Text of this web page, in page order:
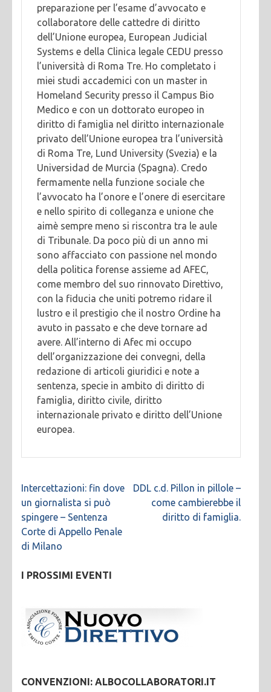
preparazione per l’esame d’avvocato e
collaboratore delle cattedre di diritto
dell’Unione europea, European Judicial
Systems e della Clinica legale CEDU presso
l’università di Roma Tre. Ho completato i
miei studi accademici con un master in
Homeland Security presso il Campus Bio
Medico e con un dottorato europeo in
diritto di famiglia nel diritto internazionale
privato dell’Unione europea tra l’università
di Roma Tre, Lund University (Svezia) e la
Universidad de Murcia (Spagna). Credo
fermamente nella funzione sociale che
l’avvocato ha l’onore e l’onere di esercitare
e nello spirito di colleganza e unione che
aimè sempre meno si riscontra tra le aule
di Tribunale. Da poco più di un anno mi
sono affacciato con passione nel mondo
della politica forense assieme ad AFEC,
come membro del suo rinnovato Direttivo,
con la fiducia che uniti potremo ridare il
lustro e il prestigio che il nostro Ordine ha
avuto in passato e che deve tornare ad
avere. All’interno di Afec mi occupo
dell’organizzazione dei convegni, della
redazione di articoli giuridici e note a
sentenza, specie in ambito di diritto di
famiglia, diritto civile, diritto
internazionale privato e diritto dell’Unione
europea.
Navigazione
articoli
Intercettazioni: fin dove
un giornalista si può
spingere – Sentenza
Corte di Appello Penale
di Milano
DDL c.d. Pillon in pillole –
come cambierebbe il
diritto di famiglia.
I PROSSIMI EVENTI
CONVENZIONI: ALBOCOLLABORATORI.IT